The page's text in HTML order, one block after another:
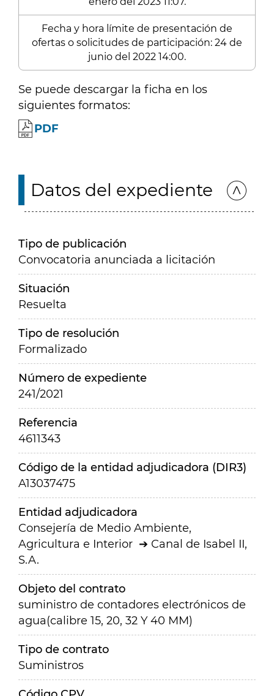
Fecha y hora límite de presentación de
ofertas o solicitudes de participación: 24 de
junio del 2022 14:00.
Se puede descargar la ficha en los
siguientes formatos:
PDF
Datos del expediente
Tipo de publicación
Convocatoria anunciada a licitación
Situación
Resuelta
Tipo de resolución
Formalizado
Número de expediente
241/2021
Referencia
4611343
Código de la entidad adjudicadora (DIR3)
A13037475
Entidad adjudicadora
Consejería de Medio Ambiente,
Agricultura e Interior
Canal de Isabel II,
S.A.
Objeto del contrato
suministro de contadores electrónicos de
agua(calibre 15, 20, 32 Y 40 MM)
Tipo de contrato
Suministros